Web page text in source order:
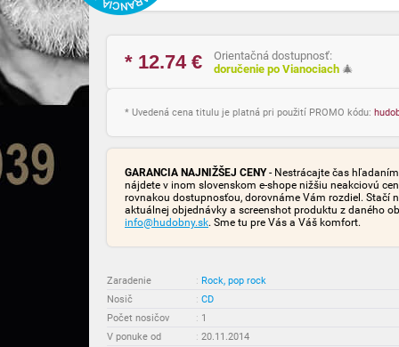
* 12.74€
Orientačná dostupnosť:
doručenie po Vianociach 🎄
* Uvedená cena titulu je platná pri použití PROMO kódu:
GARANCIA NAJNIŽŠEJ CENY- Nestrácajte čas
nájdete v inom slovenskom e-shope nižšiu neakciovú
rovnakou dostupnosťou, dorovnáme Vám rozdiel. Stačí
aktuálnej objednávky a screenshot produktu z daného
info@hudobny.sk. Sme tu pre Vás a Váš komfort.
Zaradenie : Rock, pop rock
Nosič
: CD
Počet nosičov
: 1
V ponuke od
: 20.11.2014